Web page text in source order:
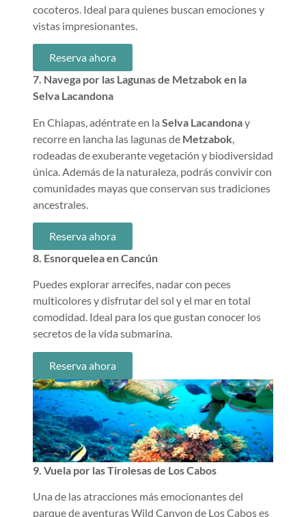
cocoteros. Ideal para quienes buscan emociones y
vistas impresionantes.
Reserva ahora
7. Navega por las Lagunas de Metzabok en la
Selva Lacandona
En Chiapas, adéntrate en la Selva Lacandonay
recorre en lancha las lagunas de Metzabok
rodeadas de exuberante vegetación y biodiversidad
única. Además de la naturaleza, podrás convivir con
comunidades mayas que conservan sus tradiciones
ancestrales.
Reserva ahora
8. Esnorquelea en Cancún
Puedes explorar arrecifes, nadar con peces
multicolores y disfrutar del sol y el mar en total
comodidad. Ideal para los que gustan conocer los
secretos de la vida submarina.
Reserva ahora
9. Vuela por las Tirolesas de Los Cabos
Una de las atracciones más emocionantes del
parque de aventuras Wild Canyon de Los Cabos es